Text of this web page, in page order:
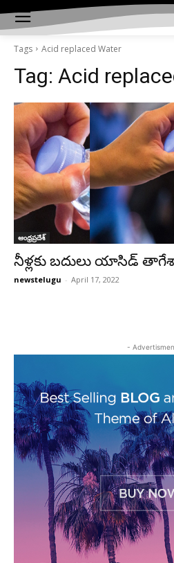
Tags Acid replaced Water
Tag: Acid
ఆంధ్రప్రదేశ్‌
నీళ్లకు బదులు యాసిడ్‌
newstelugu - April 17, 2022
-